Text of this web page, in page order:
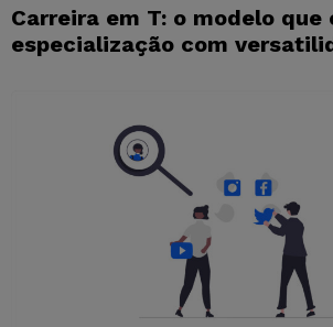
Carreira em T: o modelo que
especialização com